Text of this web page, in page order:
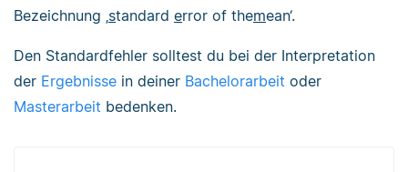
Bezeichnung ‚ standard error of themean‘.
Den Standardfehler solltest du bei der Interpretation
der Ergebnisse in deiner Bachelorarbeit oder
Masterarbeit bedenken.